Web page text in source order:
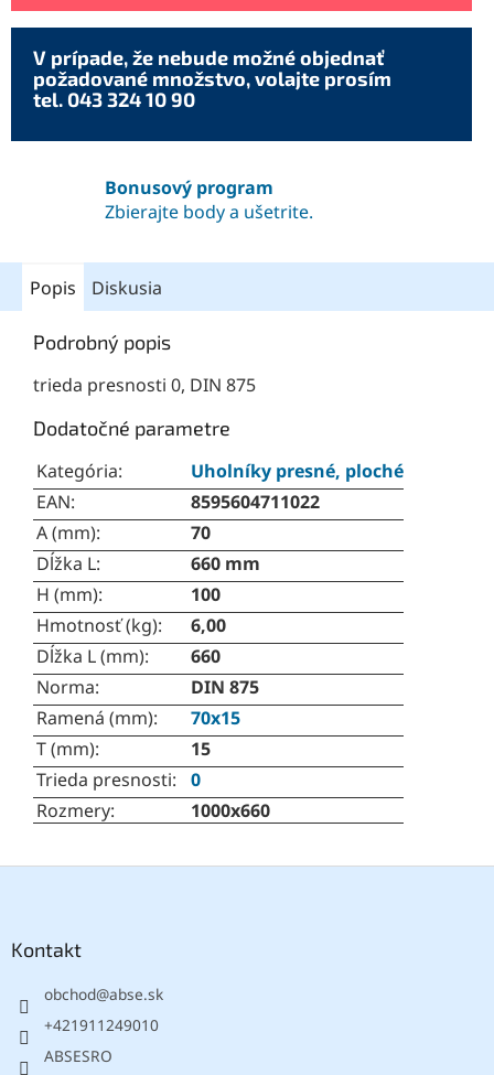
V prípade, že nebude možné objednať
požadované množstvo, volajte prosím
tel. 043 324 10 90
Bonusový program
Zbierajte body a ušetrite.
Popis Diskusia
Podrobný popis
trieda presnosti 0, DIN 875
Dodatočné parametre
Kategória:
Uholníky presné, ploché
EAN:
8595604711022
A (mm):
70
Dĺžka L:
660 mm
H (mm):
100
Hmotnosť (kg):
6,00
Dĺžka L (mm):
660
Norma:
DIN 875
Ramená (mm):
70x15
T (mm):
15
Trieda presnosti:
0
Rozmery: 1000x660
Kontakt
obchod@abse.sk
+421911249010
ABSESRO